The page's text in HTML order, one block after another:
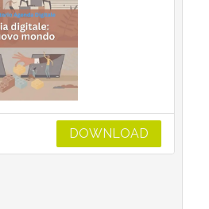
DOWNLOAD